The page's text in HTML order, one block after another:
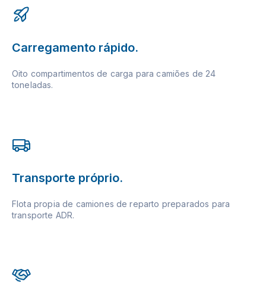
Carregamento rápido.
Oito compartimentos de carga para camiões de 24
toneladas.
Transporte próprio.
Flota propia de camiones de reparto preparados para
transporte ADR.